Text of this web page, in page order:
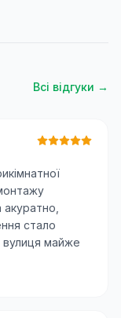
Всі відгуки →
стало
вулиця майже